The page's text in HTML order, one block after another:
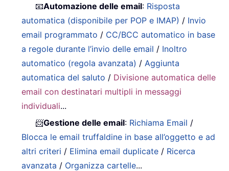
📧Automazione delle email: Risposta
automatica (disponibile per POP e IMAP) / Invio
email programmato / CC/BCC automatico in base
a regole durante l’invio delle email / Inoltro
automatico (regola avanzata) / Aggiunta
automatica del saluto / Divisione automatica delle
email con destinatari multipli in messaggi
individuali...
📨Gestione delle email: Richiama Email /
Blocca le email truffaldine in base all’oggetto e ad
altri criteri / Elimina email duplicate / Ricerca
avanzata / Organizza cartelle...